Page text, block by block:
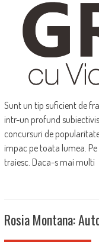
Sunt un tip suficient de
intr-un profund
concursuri de
impac pe toata lumea.
traiesc. Daca-s mai multi
Rosia Montana: